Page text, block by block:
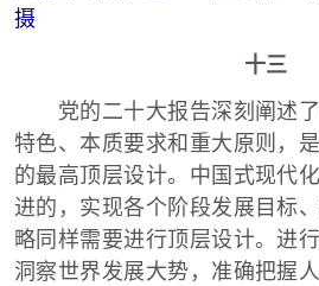
摄
十三
党的二十大报告深刻阐述了
特色、本质要求和重大原则，
的最高顶层设计。中国式现代
进的，实现各个阶段发展目标
略同样需要进行顶层设计。进
洞察世界发展大势，准确把握